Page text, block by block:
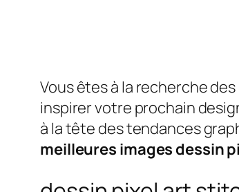
Vous êtes à la recherche des
inspirer votre prochain
à la tête des tendances
meilleures images dessin